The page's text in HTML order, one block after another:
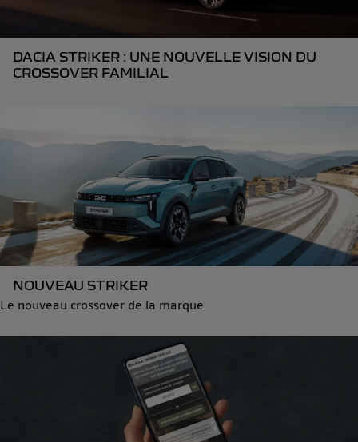
DACIA STRIKER : UNE NOUVELLE VISION DU
CROSSOVER FAMILIAL
NOUVEAU STRIKER
Le nouveau crossover de la marque